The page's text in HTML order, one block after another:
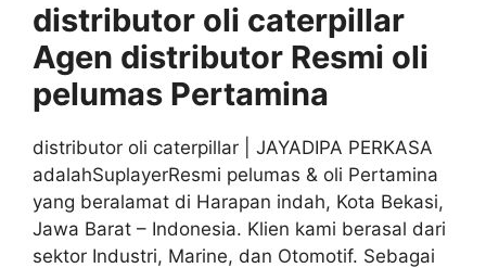
distributor oli caterpillar
Agen distributor Resmi oli
pelumas Pertamina
distributor oli caterpillar | JAYADIPA PERKASA
adalahSuplayerResmi pelumas & oli Pertamina
yang beralamat di Harapan indah, Kota Bekasi,
Jawa Barat – Indonesia. Klien kami berasal dari
sektor Industri, Marine, dan Otomotif. Sebagai